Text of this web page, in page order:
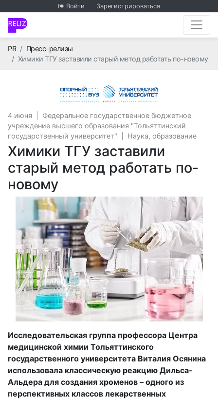
Войти Зарегистрироваться
PRГлавная
Пресс-релизы
Химики ТГУ заставили старый метод работать по-новому
Федеральное
4 июня
Федеральное государственное бюджетное
учреждение высшего образования "Тольяттинский
государственный университет"
Наука, образование
Химики ТГУ заставили
старый метод работать по-
новому
Исследовательская группа профессора Центра
медицинской химии Тольяттинского
государственного университета Виталия Осянина
использовала классическую реакцию Дильса-
Альдера для создания хроменов – одного из
перспективных классов лекарственных